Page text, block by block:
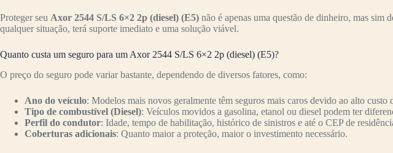
Proteger seu Axor 2544 S/LS 6×2 2p (diesel) (E5) não é apenas uma questão de dinheiro, mas sim
qualquer situação, terá suporte imediato e uma solução viável.
Quanto custa um seguro para um Axor 2544 S/LS 6×2 2p (diesel) (E5)?
O preço do seguro pode variar bastante, dependendo de diversos fatores, como:
Ano do veículo: Modelos mais novos geralmente têm seguros mais caros devido ao alto custo
Tipo de combustível (Diesel): Veículos movidos a gasolina, etanol ou diesel podem ter
Perfil do condutor: Idade, tempo de habilitação, histórico de sinistros e até o CEP de
Coberturas adicionais: Quanto maior a proteção, maior o investimento necessário.